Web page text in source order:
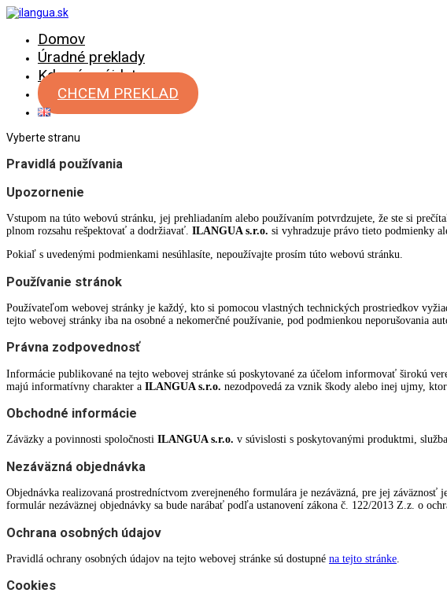
Domov
Úradné preklady
Kde nás nájdete
CHCEM PREKLAD
Vyberte stranu
Pravidlá používania
Upozornenie
Vstupom na túto webovú stránku, jej prehliadaním alebo používaním potvrdzujete, že ste si
plnom rozsahu rešpektovať a dodržiavať. ILANGUA s.r.o. si vyhradzuje právo tieto podmienky
Pokiaľ s uvedenými podmienkami nesúhlasíte, nepoužívajte prosím túto webovú stránku.
Používanie stránok
Používateľom webovej stránky je každý, kto si pomocou vlastných technických prostriedkov
tejto webovej stránky iba na osobné a nekomerčné používanie, pod podmienkou neporušovania
Právna zodpovednosť
Informácie publikované na tejto webovej stránke sú poskytované za účelom informovať širokú
majú informatívny charakter a ILANGUA s.r.o. nezodpovedá za vznik škody alebo inej ujmy,
Obchodné informácie
Záväzky a povinnosti spoločnosti ILANGUA s.r.o. v súvislosti s poskytovanými produktmi,
Nezáväzná objednávka
Objednávka realizovaná prostredníctvom zverejneného formulára je nezáväzná, pre jej
formulár nezáväznej objednávky sa bude narábať podľa ustanovení zákona č. 122/2013 Z.z. o
Ochrana osobných údajov
Pravidlá ochrany osobných údajov na tejto webovej stránke sú dostupné na tejto stránke
Cookies